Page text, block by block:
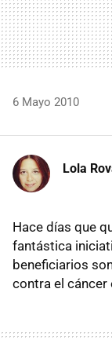
6 Mayo 2010
Lola
Hace días que
fantástica
beneficiarios
contra el cáncer